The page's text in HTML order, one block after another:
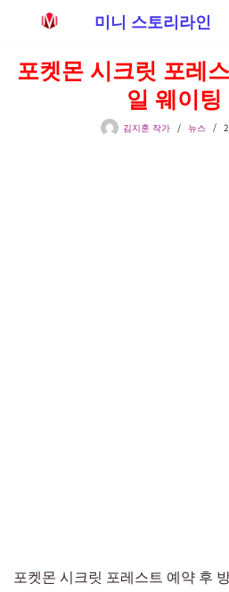
텐
미니 스토리라인
포켓몬 시크릿 포레
일 웨이팅
김지훈 작가 뉴스
포켓몬 시크릿 포레스트 예약 후